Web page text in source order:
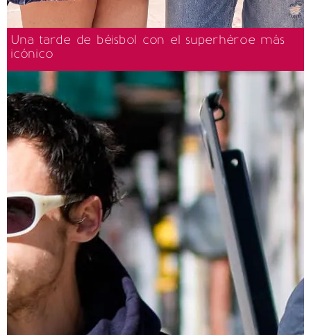
Una tarde de béisbol con el superhéroe más
icónico